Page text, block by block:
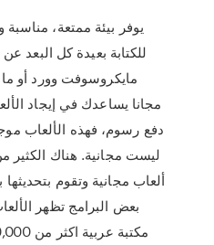
للكتابة بعيدة كل البعد عن
مايكروسوفت وورد أو ما
مجانا يساعدك في إيجاد
دفع رسوم، فهذه الألعاب
ليست مجانية. هناك الكثير
ألعاب مجانية وتقوم
بعض البرامج تظهر